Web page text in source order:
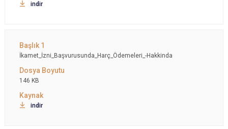
indir
İkamet_İzni_Başvurusunda_Harç_Ödemeleri_-Hakkinda
146 KB
indir